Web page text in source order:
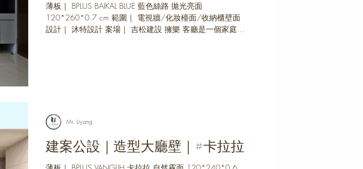
薄板｜ BPLUS BAIKAL BLUE 藍色絲路 拋光亮面
120*260*0.7 cm 範圍｜ 電視牆/化妝檯面/收納櫃壁面
設計｜ 沐特設計 案場｜ 吉松建設 擁樂 客廳是一個家庭的
建案公設｜造型大廳壁｜#卡拉拉
Mr. Liyang